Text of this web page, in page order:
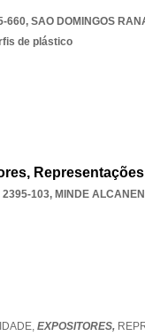
660, SAO DOMINGOS
de plástico
2395-103, MINDE
EXPOSITORES,